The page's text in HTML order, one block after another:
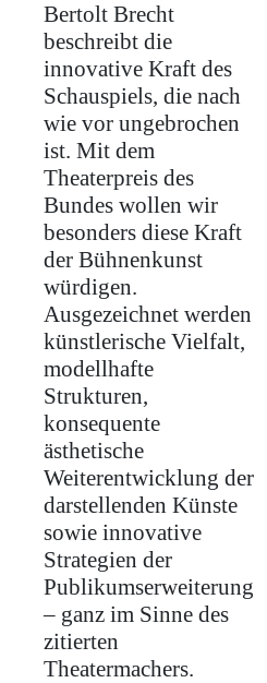
Bertolt Brecht
beschreibt die
innovative Kraft des
Schauspiels, die nach
wie vor ungebrochen
ist. Mit dem
Theaterpreis des
Bundes wollen wir
besonders diese Kraft
der Bühnenkunst
würdigen.
Ausgezeichnet werden
künstlerische Vielfalt,
modellhafte
Strukturen,
konsequente
ästhetische
Weiterentwicklung der
darstellenden Künste
sowie innovative
Strategien der
Publikumserweiterung
– ganz im Sinne des
zitierten
Theatermachers.